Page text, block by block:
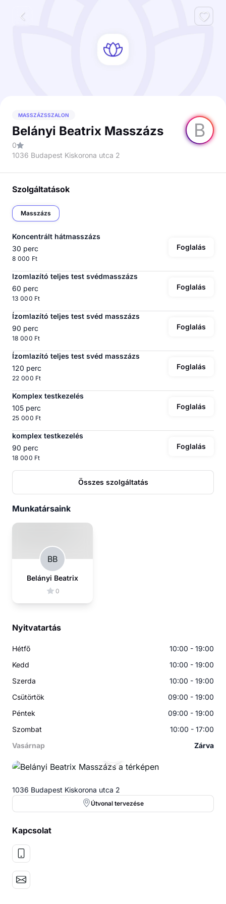
B
MASSZÁZSSZALON
Belányi Beatrix Masszázs
0
1036 Budapest Kiskorona utca 2
Szolgáltatások
Masszázs
Koncentrált hátmasszázs
30 perc
8 000 Ft
Foglalás
Izomlazító teljes test svédmasszázs
60 perc
13 000 Ft
Foglalás
Ízomlazító teljes test svéd masszázs
90 perc
18 000 Ft
Foglalás
Ízomlazító teljes test svéd masszázs
120 perc
22 000 Ft
Foglalás
Komplex testkezelés
105 perc
25 000 Ft
Foglalás
komplex testkezelés
90 perc
18 000 Ft
Foglalás
Összes szolgáltatás
Munkatársaink
BB
Belányi Beatrix
0
Nyitvatartás
Hétfő
10:00 - 19:00
Kedd
10:00 - 19:00
Szerda
10:00 - 19:00
Csütörtök
09:00 - 19:00
Péntek
09:00 - 19:00
Szombat
10:00 - 17:00
Vasárnap
Zárva
1036 Budapest Kiskorona utca 2
Útvonal tervezése
Kapcsolat